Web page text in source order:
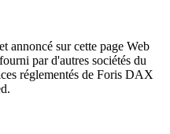
annoncé sur cette page Web
par d'autres sociétés du
réglementés de Foris DAX